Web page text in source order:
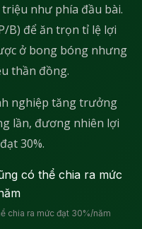
như phía đầu bài.
B) để ăn trọn tỉ lệ lợi
ở bong bóng nhưng
thần đồng.
nghiệp tăng trưởng
lần, đương nhiên lợi
30%.
chia ra mức đạt 30%/năm